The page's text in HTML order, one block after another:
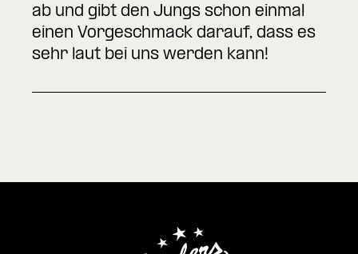
ab und gibt den Jungs schon einmal
einen Vorgeschmack darauf, dass es
sehr laut bei uns werden kann!